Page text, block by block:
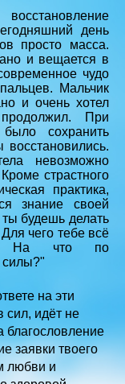
день
просто масса.
и вещается в
чудо
Мальчик
и очень хотел
При
сохранить
невозможно
страстного
практика,
знание своей
будешь делать
чего тебе всё
На что по
на эти
сил, идёт не
благословление
заявки твоего
любви и